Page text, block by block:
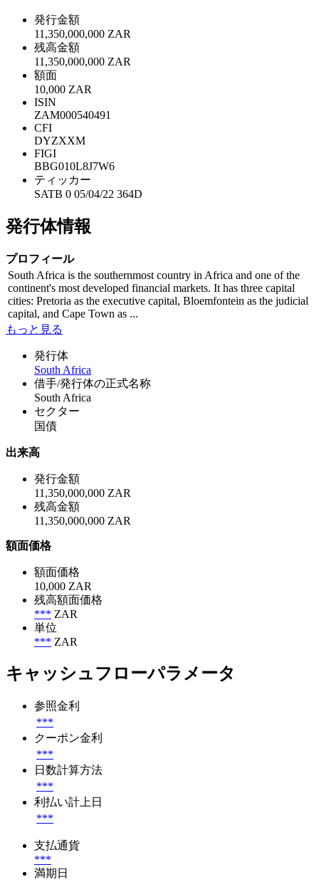
発行金額
11,350,000,000 ZAR
残高金額
11,350,000,000 ZAR
額面
10,000 ZAR
ISIN
ZAM000540491
CFI
DYZXXM
FIGI
BBG010L8J7W6
ティッカー
SATB 0 05/04/22 364D
発行体情報
プロフィール
South Africa is the southernmost country in Africa and one of the
continent's most developed financial markets. It has three capital
cities: Pretoria as the executive capital, Bloemfontein as the judicial
capital, and Cape Town as ...
もっと見る
発行体
South Africa
借手/発行体の正式名称
South Africa
セクター
国債
出来高
発行金額
11,350,000,000 ZAR
残高金額
11,350,000,000 ZAR
額面価格
額面価格
10,000 ZAR
残高額面価格
*** ZAR
単位
*** ZAR
キャッシュフローパラメータ
参照金利
***
クーポン金利
***
日数計算方法
***
利払い計上日
***
支払通貨
***
満期日